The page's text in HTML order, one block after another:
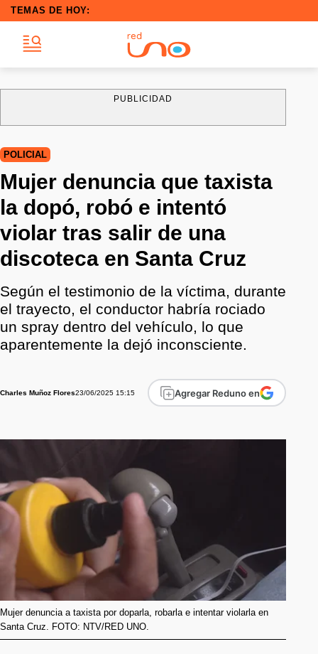
TEMAS DE HOY:
PUBLICIDAD
POLICIAL
Mujer denuncia que taxista
la dopó, robó e intentó
violar tras salir de una
discoteca en Santa Cruz
Según el testimonio de la víctima, durante
el trayecto, el conductor habría rociado
un spray dentro del vehículo, lo que
aparentemente la dejó inconsciente.
Charles Muñoz Flores23/06/2025 15:15 Agregar Reduno en
Mujer denuncia a taxista por doparla, robarla e intentar violarla en
Santa Cruz. FOTO: NTV/RED UNO.